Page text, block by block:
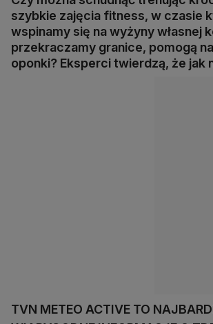
szybkie zajęcia fitness, w czasie
wspinamy się na wyżyny własnej
przekraczamy granice, pomogą
oponki? Eksperci twierdzą, że jak
TVN METEO ACTIVE TO